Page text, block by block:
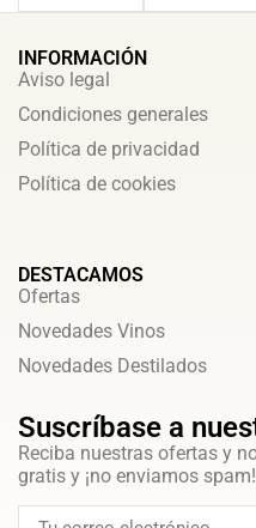
INFORMACIÓN
Aviso legal
Condiciones generales
Política de privacidad
Política de cookies
DESTACAMOS
Ofertas
Novedades Vinos
Novedades Destilados
Suscríbase a
Reciba nuestras ofertas y
gratis y ¡no enviamos spam!